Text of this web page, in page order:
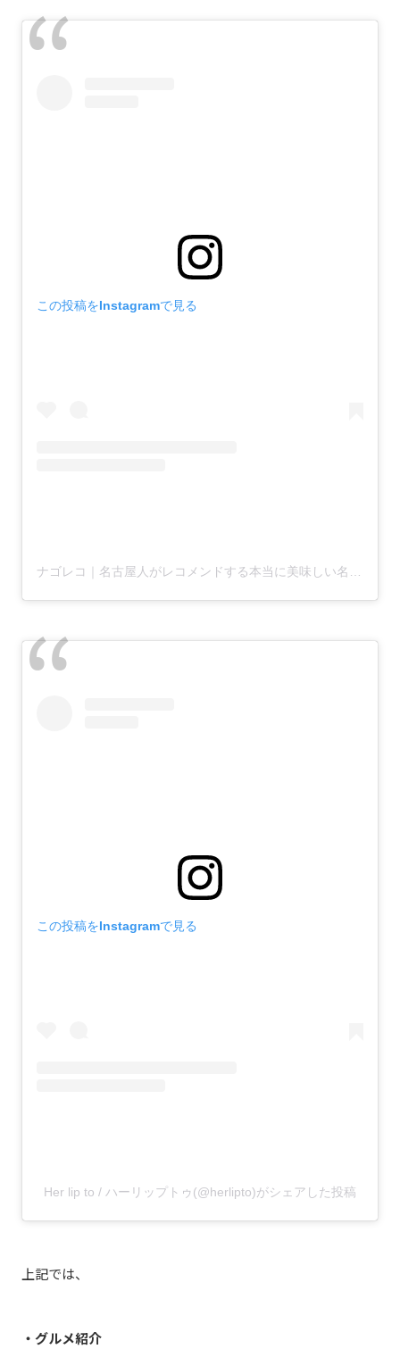
この投稿をInstagramで見る
この投稿をInstagramで見る
Her lip to / ハーリップトゥ(@herlipto)がシェアした投稿
上記では、
・グルメ紹介